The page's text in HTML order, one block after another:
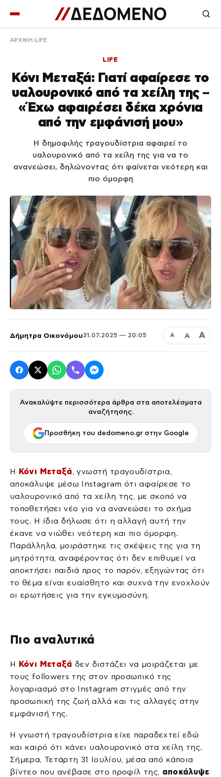
ΑΡΧΙΚΉ LIFE
LIFE
Κόνι Μεταξά: Γιατί αφαίρεσε το
υαλουρονικό από τα χείλη της –
«Έχω αφαιρέσει δέκα χρόνια
από την εμφάνισή μου»
Η δημοφιλής τραγουδίστρια αφαιρεί το
υαλουρονικό από τα χείλη της για να το
ανανεώσει, δηλώνοντας ότι φαίνεται νεότερη και
πιο όμορφη
Δήμητρα Οικονόμου31.07.2025 — 20:05 Α Α Α
Ανακαλύψτε περισσότερα άρθρα στα αποτελέσματα
αναζήτησης.
Προσθήκη του dedomeno.gr στην Google
Η Κόνι Μεταξά, γνωστή τραγουδίστρια,
αποκάλυψε μέσω Instagram ότι αφαίρεσε το
υαλουρονικό από τα χείλη της, με σκοπό να
τοποθετήσει νέο για να ανανεώσει το σχήμα
τους. Η ίδια δήλωσε ότι η αλλαγή αυτή την
έκανε να νιώθει νεότερη και πιο όμορφη.
Παράλληλα, μοιράστηκε τις σκέψεις της για τη
μητρότητα, αναφέροντας ότι δεν επιθυμεί να
αποκτήσει παιδιά προς το παρόν, εξηγώντας ότι
το θέμα είναι ευαίσθητο και συχνά την ενοχλούν
οι ερωτήσεις για την εγκυμοσύνη.
Πιο αναλυτικά
Η Κόνι Μεταξά δεν διστάζει να μοιράζεται με
τους followers της στον προσωπικό της
λογαριασμό στο Instagram στιγμές από την
προσωπική της ζωή αλλά και τις αλλαγές στην
εμφάνισή της.
Η γνωστή τραγουδίστρια είχε παραδεχτεί εδώ
και καιρό ότι κάνει υαλουρονικό στα χείλη της.
Σήμερα, Τετάρτη 31 Ιουλίου, μέσα από κάποια
βίντεο που ανέβασε στο προφίλ της, αποκάλυψε